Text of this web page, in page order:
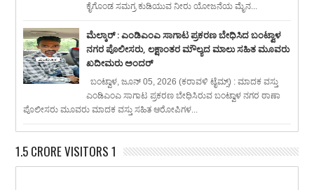
ಕೈಗೊಂಡ ಸಮಗ್ರ ಕುಡಿಯುವ ನೀರು ಯೋಜನೆಯ ಮೈನ...
ಮೆಲ್ಕಾರ್ : ಎಂಡಿಎಂಎ ಸಾಗಾಟ ಪ್ರಕರಣ ಬೇಧಿಸಿದ ಬಂಟ್ವಾಳ
ನಗರ ಪೊಲೀಸರು, ಲಕ್ಷಾಂತರ ಮೌಲ್ಯದ ಮಾಲು ಸಹಿತ ಮೂವರು
ಖದೀಮರು ಅಂದರ್
ಬಂಟ್ವಾಳ, ಜೂನ್ 05, 2026 (ಕರಾವಳಿ ಟೈಮ್ಸ್) : ಮಾದಕ ವಸ್ತು
ಎಂಡಿಎಂಎ ಸಾಗಾಟ ಪ್ರಕರಣ ಬೇಧಿಸಿರುವ ಬಂಟ್ವಾಳ ನಗರ ಠಾಣಾ
ಪೊಲೀಸರು ಮೂವರು ಮಾದಕ ವಸ್ತು ಸಹಿತ ಆರೋಪಿಗಳ...
1.5 CRORE VISITORS 1